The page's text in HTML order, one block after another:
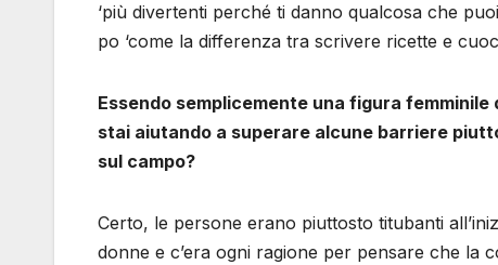
‘più divertenti perché ti danno qualcosa che
po ‘come la differenza tra scrivere ricette e
Essendo semplicemente una figura
stai aiutando a superare alcune barriere
sul campo?
Certo, le persone erano piuttosto titubanti
donne e c’era ogni ragione per pensare che la